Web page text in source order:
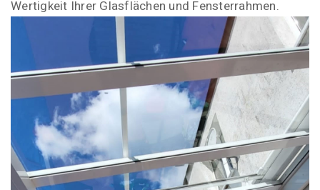
Wertigkeit Ihrer Glasflächen und Fensterrahmen.